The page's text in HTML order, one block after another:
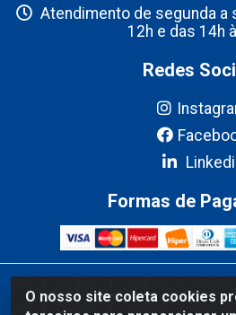
O nosso site coleta cookies
Atendimento de segunda a
12h e das 14h
Redes
Formas de
Fribel Comercio de Alimentos LTDA -
Mesquita, 707 - Bairro Centro,